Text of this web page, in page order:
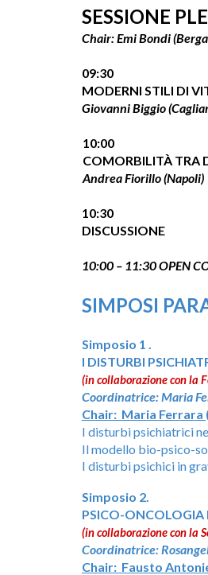
SESSIONE
Chair: Emi Bondi
09:30
MODERNI STILI DI
Giovanni Biggio
10:00
COMORBILITÀ TRA
Andrea Fiorillo (Napoli)
10:30
DISCUSSIONE
10:00 – 11:30 OPEN
SIMPOSI
Simposio 1 .
I DISTURBI
(in collaborazione con la
Coordinatrice: Maria
Chair: Maria Ferrara
I disturbi psichiatrici
Il modello bio-psico-
I disturbi psichici in
Simposio 2.
PSICO-ONCOLOGIA
(in collaborazione con la
Coordinatrice:
Chair: Fausto